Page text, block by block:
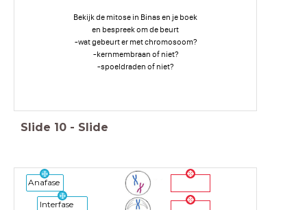
Bekijk de mitose in Binas en je boek
en bespreek om de beurt
-wat gebeurt er met chromosoom?
-kernmembraan of niet?
-spoeldraden of niet?
Slide 10 - Slide
Anafase
Interfase